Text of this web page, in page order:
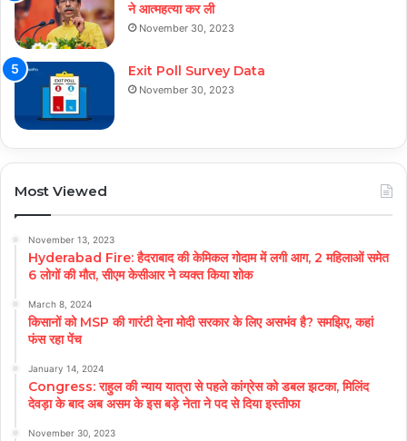
ने आत्महत्या कर ली
November 30, 2023
Exit Poll Survey Data
November 30, 2023
Most Viewed
November 13, 2023
Hyderabad Fire: हैदराबाद की केमिकल गोदाम में लगी आग, 2 महिलाओं समेत
6 लोगों की मौत, सीएम केसीआर ने व्यक्त किया शोक
March 8, 2024
किसानों को MSP की गारंटी देना मोदी सरकार के लिए असभंव है? समझिए, कहां
फंस रहा पेंच
January 14, 2024
Congress: राहुल की न्याय यात्रा से पहले कांग्रेस को डबल झटका, मिलिंद
देवड़ा के बाद अब असम के इस बड़े नेता ने पद से दिया इस्तीफा
November 30, 2023